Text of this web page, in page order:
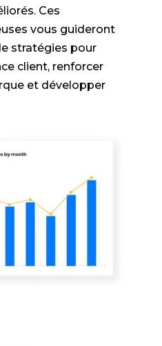
Ces
vous guideront
stratégies pour
client, renforcer
et développer